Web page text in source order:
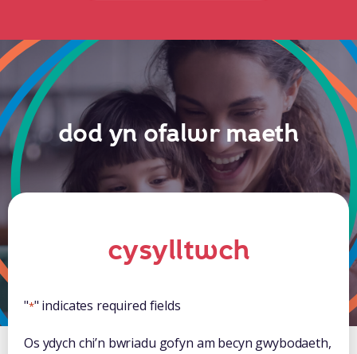
dod yn ofalwr maeth
cysylltwch
"*" indicates required fields
Os ydych chi’n bwriadu gofyn am becyn gwybodaeth,